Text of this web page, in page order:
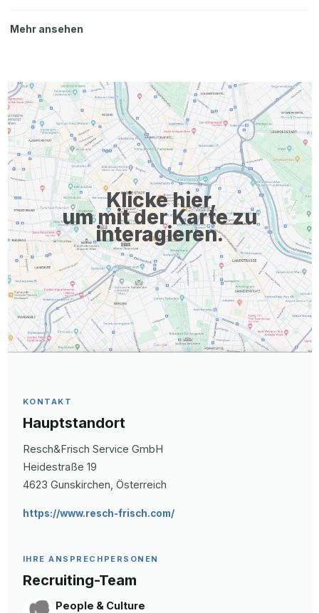
zuverlässige Gehaltszahlung Für Bereitschaftsdienste wird ein
261489) online unter https://karriere.resch-frisch.com
Resch&Frisch Bäckerei GmbH 4623 Gunskirchen, Heidestraße
19 online bewerben Über WhatsApp Bewerben Christoph
Schwertberger HR Management +43 (7242) 2005 2983
bewerbung@resch-frisch.com Facebook Youtube Instagram
Xing Resch&Frisch ist zum ...
Mehr ansehen
Klicke hier,
um mit der Karte zu
interagieren.
KONTAKT
Hauptstandort
Resch&Frisch Service GmbH
Heidestraße 19
4623 Gunskirchen , Österreich
https://www.resch-frisch.com/
IHRE ANSPRECHPERSONEN
Recruiting-Team
People & Culture